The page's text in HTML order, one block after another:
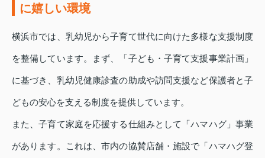
に嬉しい環境
横浜市では、乳幼児から子育て世代に向けた多様な支援制度
を整備しています。まず、「子ども・子育て支援事業計画」
に基づき、乳幼児健康診査の助成や訪問支援など保護者と子
どもの安心を支える制度を提供しています。
また、子育て家庭を応援する仕組みとして「ハマハグ」事業
があります。これは、市内の協賛店舗・施設で「ハマハグ登